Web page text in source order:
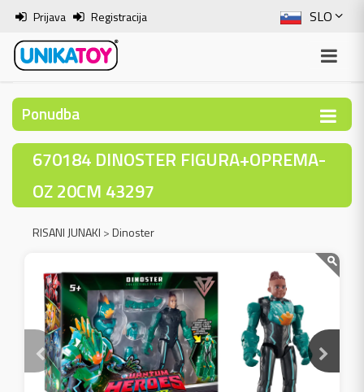
SLO
ENG
ITA
Prijava Registracija
Ponudba
670184 DINOSTER FIGURA+OPREMA-
OZ 20CM 43297
RISANI JUNAKI >Dinoster